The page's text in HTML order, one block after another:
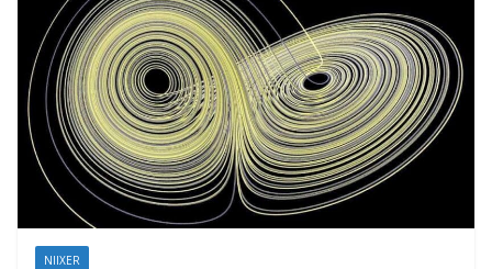
NIIXER